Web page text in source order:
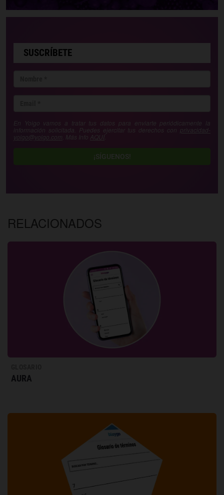
SUSCRÍBETE
En Yoigo vamos a tratar tus datos para enviarte periódicamente la
información solicitada. Puedes ejercitar tus derechos con privacidad-
yoigo@yoigo.com . Más Info AQUÍ
¡SÍGUENOS!
RELACIONADOS
AURA